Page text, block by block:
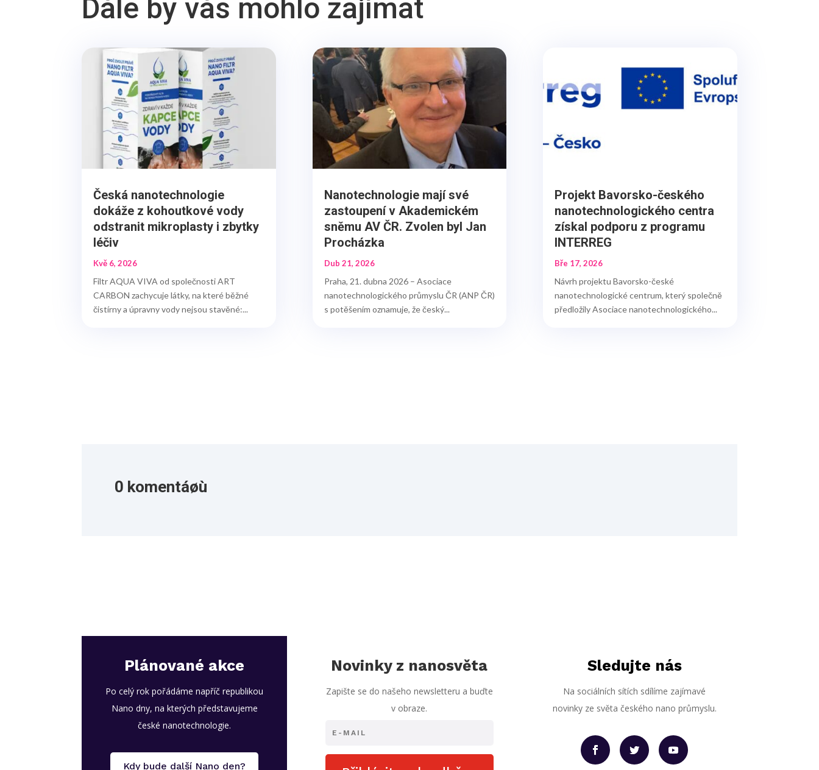
Dále by vás mohlo zajímat
Česká nanotechnologie
dokáže z kohoutkové vody
odstranit mikroplasty i zbytky
léčiv
Kvě 6, 2026
Filtr AQUA VIVA od společnosti ART
CARBON zachycuje látky, na které běžné
čistírny a úpravny vody nejsou stavěné:...
Nanotechnologie mají své
zastoupení v Akademickém
sněmu AV ČR. Zvolen byl Jan
Procházka
Dub 21, 2026
Praha, 21. dubna 2026 – Asociace
nanotechnologického průmyslu ČR (ANP ČR)
s potěšením oznamuje, že český...
Projekt Bavorsko-českého
nanotechnologického centra
získal podporu z programu
INTERREG
Bře 17, 2026
Návrh projektu Bavorsko-české
nanotechnologické centrum, který společně
předložily Asociace nanotechnologického...
0 komentáøù
Plánované akce
Po celý rok pořádáme napříč republikou
Nano dny, na kterých představujeme
české nanotechnologie.
Kdy bude další Nano den?
Novinky z nanosvěta
Zapište se do našeho newsletteru a buďte
v obraze.
Sledujte nás
Na sociálních sítích sdílíme zajímavé
novinky ze světa českého nano průmyslu.